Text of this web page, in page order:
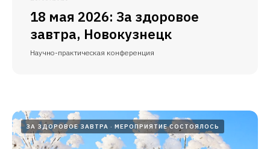
18 мая 2026: За здоровое
завтра, Новокузнецк
Научно-практическая конференция
ЗА ЗДОРОВОЕ ЗАВТРА МЕРОПРИЯТИЕ СОСТОЯЛОСЬ